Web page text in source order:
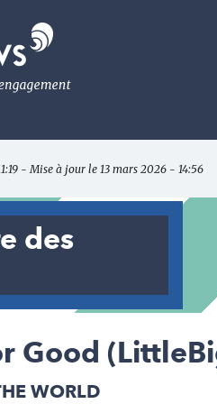
- Mise à jour le 13 mars 2026 - 14:56
des
Good
WORLD